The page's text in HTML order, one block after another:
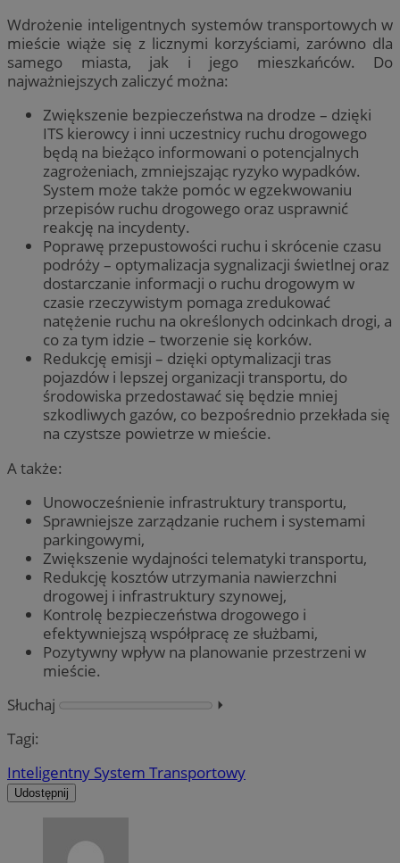
Wdrożenie inteligentnych systemów transportowych w
mieście wiąże się z licznymi korzyściami, zarówno dla
samego miasta, jak i jego mieszkańców. Do
najważniejszych zaliczyć można:
Zwiększenie bezpieczeństwa na drodze – dzięki
ITS kierowcy i inni uczestnicy ruchu drogowego
będą na bieżąco informowani o potencjalnych
zagrożeniach, zmniejszając ryzyko wypadków.
System może także pomóc w egzekwowaniu
przepisów ruchu drogowego oraz usprawnić
reakcję na incydenty.
Poprawę przepustowości ruchu i skrócenie czasu
podróży – optymalizacja sygnalizacji świetlnej oraz
dostarczanie informacji o ruchu drogowym w
czasie rzeczywistym pomaga zredukować
natężenie ruchu na określonych odcinkach drogi, a
co za tym idzie – tworzenie się korków.
Redukcję emisji – dzięki optymalizacji tras
pojazdów i lepszej organizacji transportu, do
środowiska przedostawać się będzie mniej
szkodliwych gazów, co bezpośrednio przekłada się
na czystsze powietrze w mieście.
A także:
Unowocześnienie infrastruktury transportu,
Sprawniejsze zarządzanie ruchem i systemami
parkingowymi,
Zwiększenie wydajności telematyki transportu,
Redukcję kosztów utrzymania nawierzchni
drogowej i infrastruktury szynowej,
Kontrolę bezpieczeństwa drogowego i
efektywniejszą współpracę ze służbami,
Pozytywny wpływ na planowanie przestrzeni w
mieście.
Słuchaj
⏵︎
Tagi:
Inteligentny System Transportowy
Udostępnij